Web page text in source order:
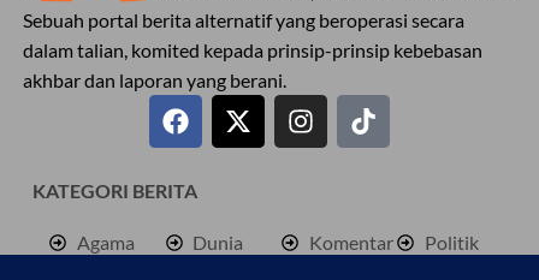
Sebuah portal berita alternatif yang beroperasi secara
dalam talian, komited kepada prinsip-prinsip kebebasan
akhbar dan laporan yang berani.
KATEGORI BERITA
Agama
Dunia
Komentar
Politik